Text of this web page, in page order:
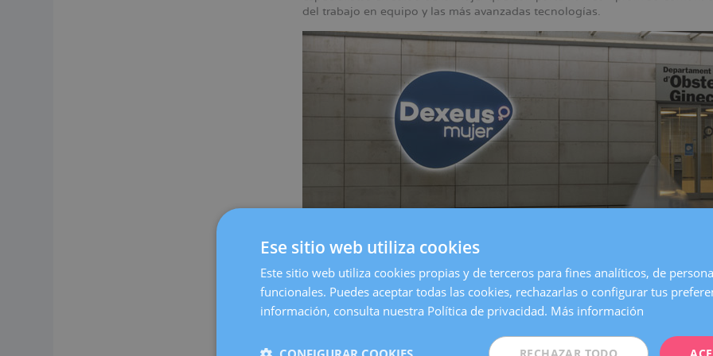
del trabajo en equipo y las más avanzadas tecnologías.
Nuestro centro deBarcelona, es una de las clínicas más grandes y
espacio con todos los servicios necesarios para atender cualquier
En Dexeus Mujer queremos estar aún más cerca de nuestras pacientes.
Ese sitio web utiliza cookies
Este sitio web utiliza cookies propias y de terceros para fines analíticos, de
funcionales. Puedes aceptar todas las cookies, rechazarlas o configurar tus
información, consulta nuestra Política de privacidad. Más información
RECHAZAR TODO